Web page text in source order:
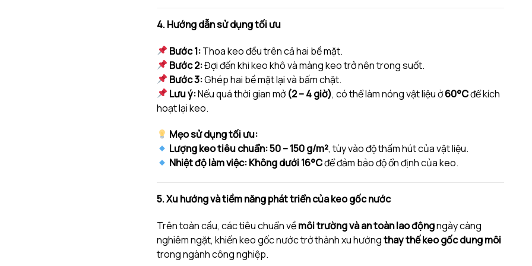
4. Hướng dẫn sử dụng tối ưu
Bước 1:Thoa keo đều trên cả hai bề mặt.
Bước 2:Đợi đến khi keo khô và màng keo trở nên trong suốt.
Bước 3:Ghép hai bề mặt lại và bấm chặt.
Lưu ý:Nếu quá thời gian mở (2 – 4 giờ), có thể làm nóng vật liệu ở60°Cđể kích
hoạt lại keo.
Mẹo sử dụng tối ưu:
Lượng keo tiêu chuẩn:50 – 150 g/m², tùy vào độ thấm hút của vật liệu.
Nhiệt độ làm việc:Không dưới 16°Cđể đảm bảo độ ổn định của keo.
5. Xu hướng và tiềm năng phát triển của keo gốc nước
Trên toàn cầu, các tiêu chuẩn vềmôi trường và an toàn lao độngngày càng
nghiêm ngặt, khiến keo gốc nước trở thành xu hướngthay thế keo gốc dung môi
trong ngành công nghiệp.